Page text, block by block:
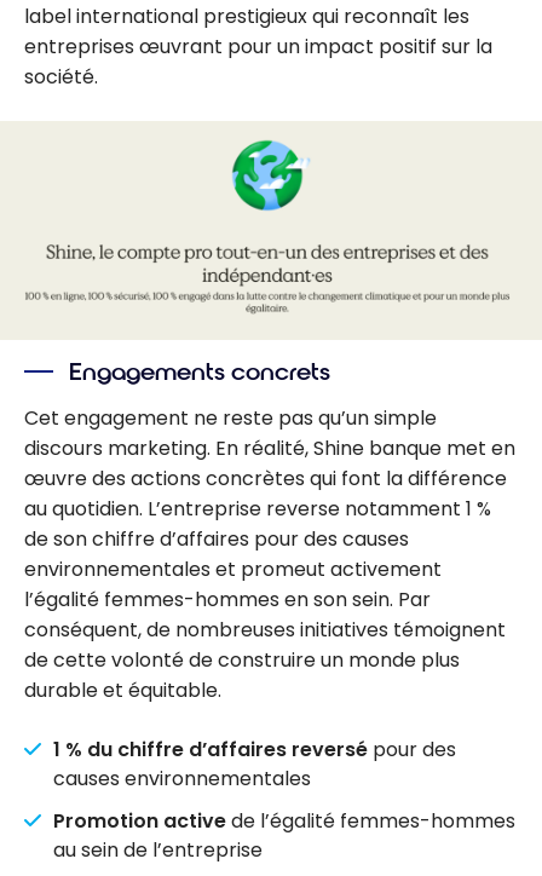
label international prestigieux qui reconnaît les
entreprises œuvrant pour un impact positif sur la
société.
Engagements concrets
Cet engagement ne reste pas qu’un simple
discours marketing. En réalité, Shine banque met en
œuvre des actions concrètes qui font la différence
au quotidien. L’entreprise reverse notamment 1 %
de son chiffre d’affaires pour des causes
environnementales et promeut activement
l’égalité femmes-hommes en son sein. Par
conséquent, de nombreuses initiatives témoignent
de cette volonté de construire un monde plus
durable et équitable.
1 % du chiffre d’affaires reversé pour des
causes environnementales
Promotion activede l’égalité femmes-hommes
au sein de l’entreprise